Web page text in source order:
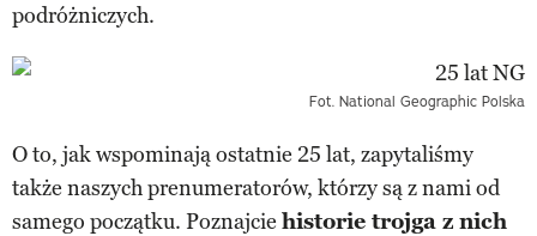
podróżniczych.
Fot. National Geographic Polska
O to, jak wspominają ostatnie 25 lat, zapytaliśmy
także naszych prenumeratorów, którzy są z nami od
samego początku. Poznajcie historie trojga z nich